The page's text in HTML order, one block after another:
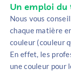
Un emploi
Nous vous
chaque matière
couleur (couleur
En effet, les
une couleur pour